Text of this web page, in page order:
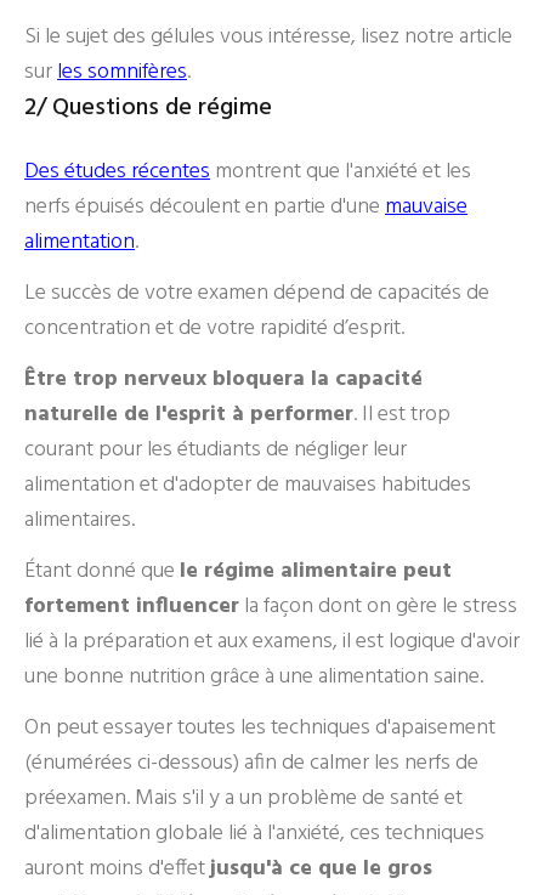
Si le sujet des gélules vous intéresse, lisez notre article
surles somnifères.
2/ Questions de régime
Des études récentesmontrent que l'anxiété et les
nerfs épuisés découlent en partie d'unemauvaise
alimentation.
Le succès de votre examen dépend de capacités de
concentration et de votre rapidité d’esprit.
Être trop nerveux bloquera la capacité
naturelle de l'esprit à performer. Il est trop
courant pour les étudiants de négliger leur
alimentation et d'adopter de mauvaises habitudes
alimentaires.
Étant donné que le régime alimentaire peut
fortement influencerla façon dont on gère le stress
lié à la préparation et aux examens, il est logique d'avoir
une bonne nutrition grâce à une alimentation saine.
On peut essayer toutes les techniques d'apaisement
(énumérées ci-dessous) afin de calmer les nerfs de
préexamen. Mais s'il y a un problème de santé et
d'alimentation globale lié à l'anxiété, ces techniques
auront moins d'effetjusqu'à ce que le gros